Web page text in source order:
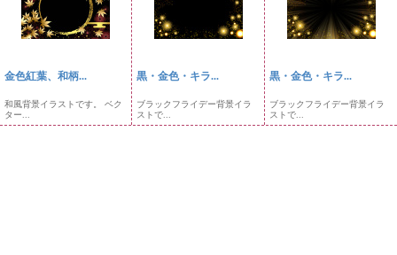
金色紅葉、和柄...
和風背景イラストです。 ベク
ター...
黒・金色・キラ...
ブラックフライデー背景イラ
ストで...
黒・金色・キラ...
ブラックフライデー背景イラ
ストで...